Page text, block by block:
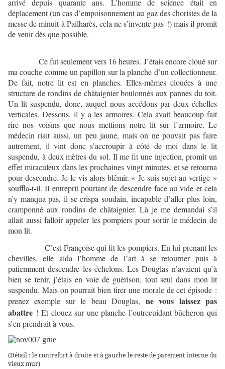
arrivé depuis quarante ans. L’homme de science était en
déplacement (un cas d’empoisonnement au gaz des choristes de la
messe de minuit à Pailharès, cela ne s’invente pas !) mais il promit
de venir dès que possible.
Ce fut seulement vers 16 heures. J’étais encore cloué sur
ma couche comme un papillon sur la planche d’un collectionneur.
De fait, notre lit est en planches. Elles-mêmes clouées à une
structure de rondins de châtaignier boulonnés aux pannes du toit.
Un lit suspendu, donc, auquel nous accédons par deux échelles
verticales. Dessous, il y a les armoires. Cela avait beaucoup fait
rire nos voisins que nous mettions notre lit sur l’armoire. Le
médecin riait aussi, un peu jaune, mais on ne pouvait pas faire
autrement, il vint donc s’accroupir à côté de moi dans le lit
suspendu, à deux mètres du sol. Il me fit une injection, promit un
effet miraculeux dans les prochaines vingt minutes, et se retourna
pour descendre. Je le vis alors blêmir. « Je suis sujet au vertige »
souffla-t-il. Il entreprit pourtant de descendre face au vide et cela
n’y manqua pas, il se crispa soudain, incapable d’aller plus loin,
cramponné aux rondins de châtaignier. Là je me demandai s’il
allait aussi falloir appeler les pompiers pour sortir le médecin de
mon lit.
C’est Françoise qui fit les pompiers. En lui prenant les
chevilles, elle aida l’homme de l’art à se retourner puis à
patiemment descendre les échelons. Les Douglas n’avaient qu’à
bien se tenir, j’étais en voie de guérison, tout seul dans mon lit
suspendu. Mais on pourrait bien tirer une morale de cet épisode :
prenez exemple sur le beau Douglas, ne vous laissez pas
abattre ! Et clouez sur une planche l’outrecuidant bûcheron qui
s’en prendrait à vous.
(Détail : le contrefort à droite et à gauche le reste de parement interne du
vieux mur)